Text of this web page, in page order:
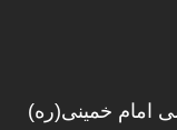
امام خمینی(ره)